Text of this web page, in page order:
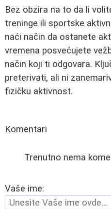
Bez obzira na to da li
treninge ili sportske
naći način da ostanete
vremena posvećujete
način koji ti odgovara.
preterivati, ali ni
fizičku aktivnost.
Komentari
Trenutno nema
Vaše ime: